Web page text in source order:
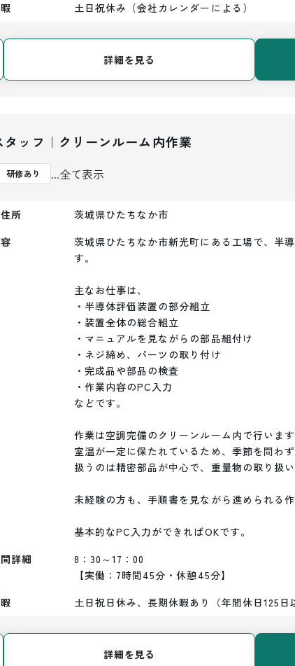
土日祝休み（会社カレンダーによる）
詳細を見る
ッフ｜クリーンルーム内作業
研修あり ...全て表示
所
茨城県ひたちなか市
茨城県ひたちなか市新光町にある工場で、半
す。
主なお仕事は、
・半導体評価装置の部分組立
・装置全体の総合組立
・マニュアルを見ながらの部品組付け
・ネジ締め、パーツの取り付け
・完成品や部品の検査
・作業内容のPC入力
などです。
作業は空調完備のクリーンルーム内で行います
室温が一定に保たれているため、季節を問わず
扱うのは精密部品が中心で、重量物の取り扱
未経験の方も、手順書を見ながら進められる
詳細
8：30～17：00
【実働：7時間45分・休憩45分】
土日祝日休み、長期休暇あり（年間休日125日
詳細を見る